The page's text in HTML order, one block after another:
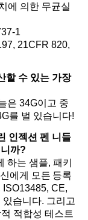
에 의한 무균실
1
21CFR 820,
할 수 있는 가장
은 34G이고 중
를 벌 있습니다!
인젝션 펜 니들
까?
하는 샘플, 패키
에게 모든 등록
CE,
있습니다. 그리고
적합성 테스트